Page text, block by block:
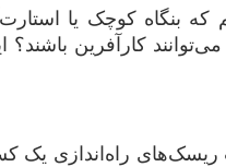
که بنگاه کوچک یا
کارآفرین
ریسک‌های راه‌اندازی